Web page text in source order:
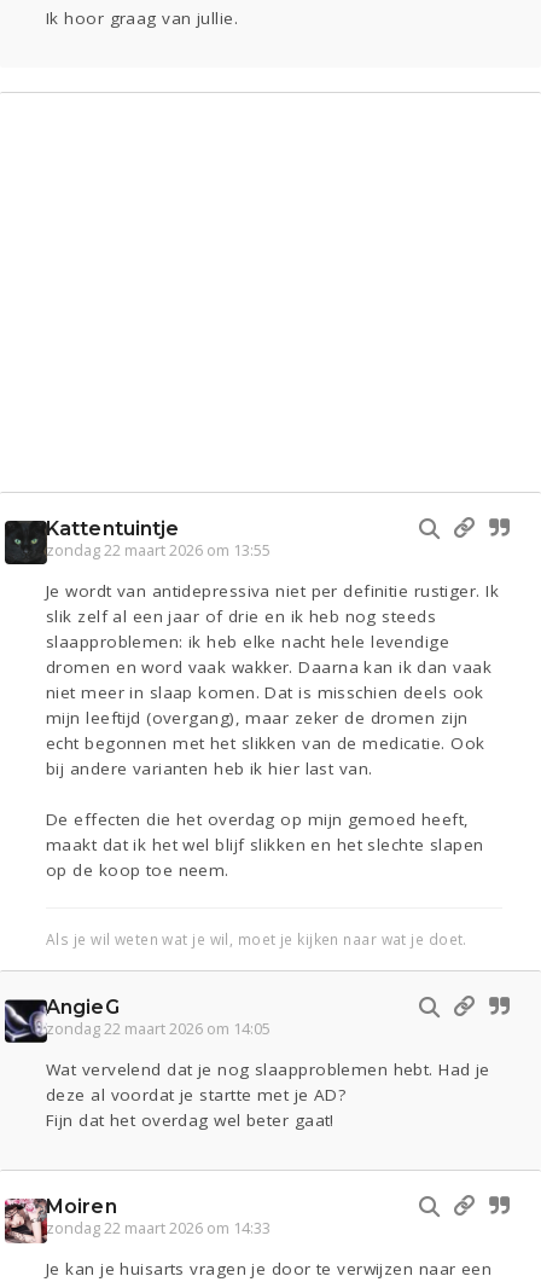
Ik hoor graag van jullie.
Kattentuintje
zondag 22 maart 2026 om 13:55
Je wordt van antidepressiva niet per definitie rustiger. Ik
slik zelf al een jaar of drie en ik heb nog steeds
slaapproblemen: ik heb elke nacht hele levendige
dromen en word vaak wakker. Daarna kan ik dan vaak
niet meer in slaap komen. Dat is misschien deels ook
mijn leeftijd (overgang), maar zeker de dromen zijn
echt begonnen met het slikken van de medicatie. Ook
bij andere varianten heb ik hier last van.
De effecten die het overdag op mijn gemoed heeft,
maakt dat ik het wel blijf slikken en het slechte slapen
op de koop toe neem.
Als je wil weten wat je wil, moet je kijken naar wat je doet.
AngieG
zondag 22 maart 2026 om 14:05
Wat vervelend dat je nog slaapproblemen hebt. Had je
deze al voordat je startte met je AD?
Fijn dat het overdag wel beter gaat!
Moiren
zondag 22 maart 2026 om 14:33
Je kan je huisarts vragen je door te verwijzen naar een